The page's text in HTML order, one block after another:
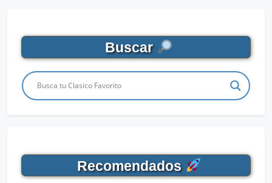
Buscar
Recomendados